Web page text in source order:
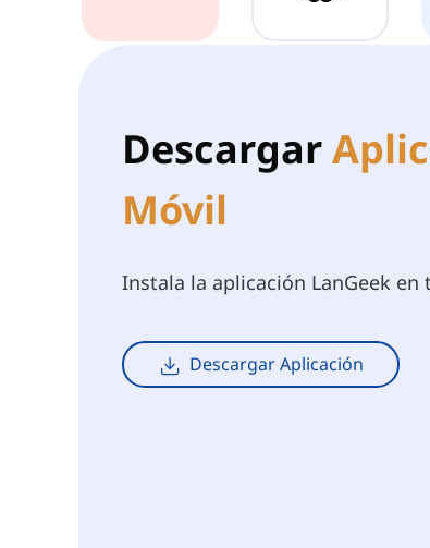
Descargar
Móvil
Instala la aplicación LanGeek
Descargar Aplicación